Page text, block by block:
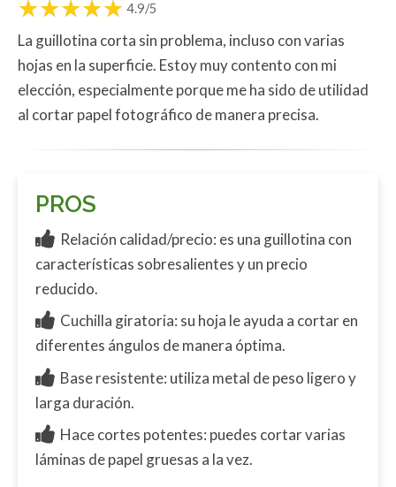
4.9/5
La guillotina corta sin problema, incluso con varias
hojas en la superficie. Estoy muy contento con mi
elección, especialmente porque me ha sido de utilidad
al cortar papel fotográfico de manera precisa.
PROS
Relación calidad/precio: es una guillotina con
características sobresalientes y un precio
reducido.
Cuchilla giratoria: su hoja le ayuda a cortar en
diferentes ángulos de manera óptima.
Base resistente: utiliza metal de peso ligero y
larga duración.
Hace cortes potentes: puedes cortar varias
láminas de papel gruesas a la vez.